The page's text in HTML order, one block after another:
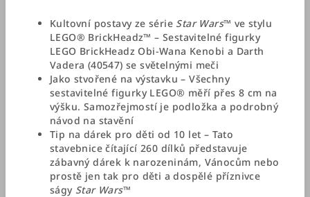
Kultovní postavy ze série Star Wars™ ve stylu
LEGO® BrickHeadz™ – Sestavitelné figurky
LEGO BrickHeadz Obi-Wana Kenobi a Darth
Vadera (40547) se světelnými meči
Jako stvořené na výstavku – Všechny
sestavitelné figurky LEGO® měří přes 8 cm na
výšku. Samozřejmostí je podložka a podrobný
návod na stavění
Tip na dárek pro děti od 10 let – Tato
stavebnice čítající 260 dílků představuje
zábavný dárek k narozeninám, Vánocům nebo
prostě jen tak pro děti a dospělé příznivce
ságy Star Wars™